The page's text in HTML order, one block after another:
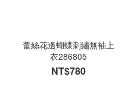
蕾絲花邊蝴蝶刺繡無袖上
衣286805
NT$780